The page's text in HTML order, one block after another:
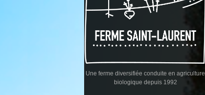
Une ferme diversifiée conduite en agriculture
biologique depuis 1992